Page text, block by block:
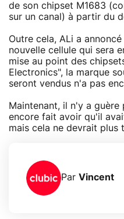
de son chipset M1683
sur un canal) à partir du
Outre cela, ALi a
nouvelle cellule qui sera
mise au point des
Electronics", la marque
seront vendus n'a pas
Maintenant, il n'y a guère
encore fait avoir qu'il
mais cela ne devrait plus
Par Vincent